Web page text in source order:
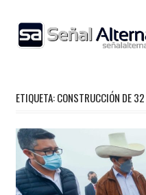
content
ETIQUETA:CONSTRUCCIÓN DE